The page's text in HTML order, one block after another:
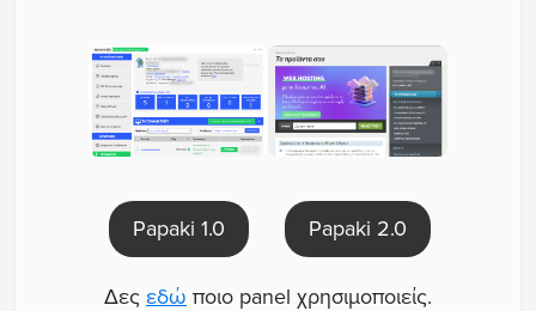
Papaki 1.0 Papaki 2.0
Δες εδώ ποιο panel χρησιμοποιείς.